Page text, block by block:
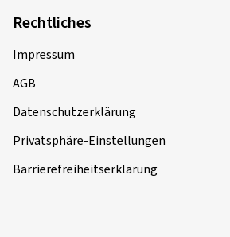
Rechtliches
Impressum
AGB
Datenschutzerklärung
Privatsphäre-Einstellungen
Barrierefreiheitserklärung